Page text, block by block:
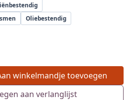
Oliebestendig
winkelmandje toevoegen
aan verlanglijst